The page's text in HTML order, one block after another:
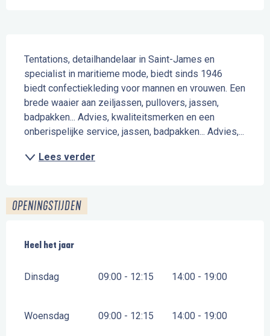
Tentations, detailhandelaar in Saint-James en
specialist in maritieme mode, biedt sinds 1946
biedt confectiekleding voor mannen en vrouwen. Een
brede waaier aan zeiljassen, pullovers, jassen,
badpakken... Advies, kwaliteitsmerken en een
onberispelijke service, jassen, badpakken... Advies,...
Lees verder
OPENINGSTIJDEN
Heel het jaar
Heel het jaar
Dinsdag 09:00 - 12:15 14:00 - 19:00
Woensdag 09:00 - 12:15 14:00 - 19:00